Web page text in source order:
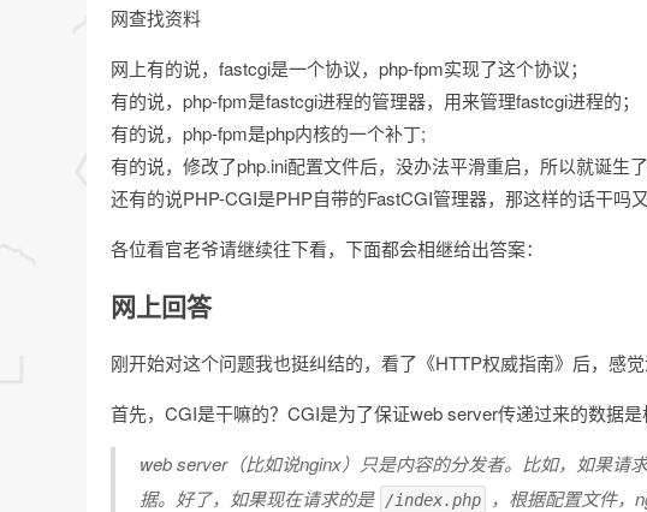
网查找资料
网上有的说，fastcgi是一个协议，php-fpm实现了这个协议；
有的说，php-fpm是fastcgi进程的管理器，用来管理fastcgi进程的；
有的说，php-fpm是php内核的一个补丁;
有的说，修改了php.ini配置文件后，没办法平滑重启，所以就诞生了
还有的说PHP-CGI是PHP自带的FastCGI管理器，那这样的话干吗
各位看官老爷请继续往下看，下面都会相继给出答案：
网上回答
刚开始对这个问题我也挺纠结的，看了《HTTP权威指南》后，感觉
首先，CGI是干嘛的？CGI是为了保证web server传递过来的数据是
web server（比如说nginx）只是内容的分发者。比如，如果请求
据。好了，如果现在请求的是
/index.php
，根据配置文件，